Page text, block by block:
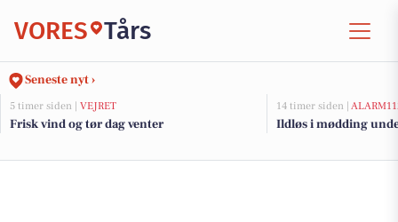
VORES Tårs
Seneste nyt ›
5 timer siden | VEJRET
Frisk vind og tør dag venter
14 timer siden |
Ildløs i mødding